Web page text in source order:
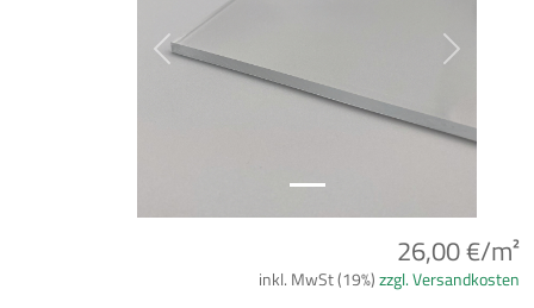
Previous Next
26,00 €/m²
inkl. MwSt (19%)zzgl. Versandkosten